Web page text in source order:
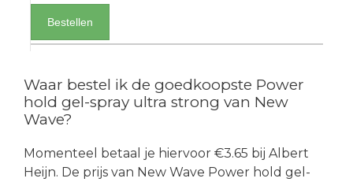
Bestellen
Waar bestel ik de goedkoopste Power
hold gel-spray ultra strong van New
Wave?
Momenteel betaal je hiervoor €3.65 bij Albert
Heijn. De prijs van New Wave Power hold gel-